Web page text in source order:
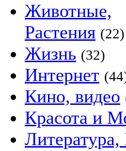
Животные,
Растения (22)
Жизнь (32)
Интернет
Кино, видео
Красота и
Литература,